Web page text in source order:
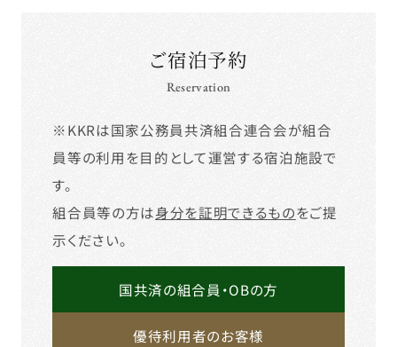
ご宿泊予約
Reservation
※KKRは国家公務員共済組合連合会が組合
員等の利用を目的として運営する宿泊施設で
す。
組合員等の方は身分を証明できるものをご提
示ください。
国共済の組合員・OBの方
優待利用者のお客様